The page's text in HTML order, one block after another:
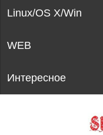
Linux/OS X/Win
WEB
Интересное